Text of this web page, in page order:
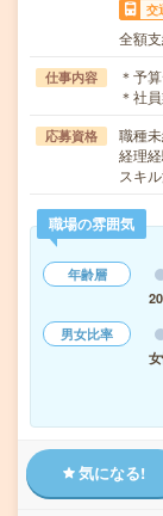
交
全額
仕事内容
＊予
＊社
応募資格
職種
経理
スキ
職場の雰囲気
年齢層
男女比率
気になる!